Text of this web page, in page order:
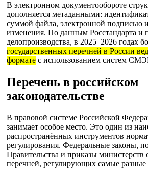
В электронном документообороте
дополняется метаданными:
суммой файла, электронной подписью
изменения. По данным Росстандарта и
делопроизводства, в 2025–2026 годах
государственных перечней в России
формате с использованием систем
Перечень в российском
законодательстве
В правовой системе Российской
занимает особое место. Это один из
распространённых инструментов
регулирования. Федеральные законы,
Правительства и приказы министерств
перечней, регулирующих самые